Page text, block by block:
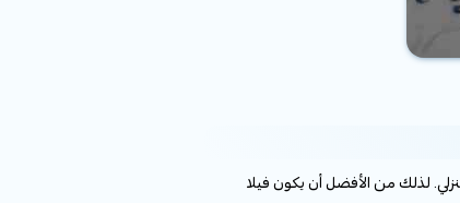
لذلك من الأفضل أن يكون فيلا